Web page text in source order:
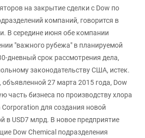
на закрытие сделки с Dow по
компаний, говорится в
В середине июня обе компании
"важного рубежа" в планируемой
дневный срок рассмотрения дела,
законодательству США, истек.
27 марта 2015 года, Dow
часть бизнеса по производству хлора
Corporation для создания новой
в USD7 млрд. В новое предприятие
Dow Chemical подразделения